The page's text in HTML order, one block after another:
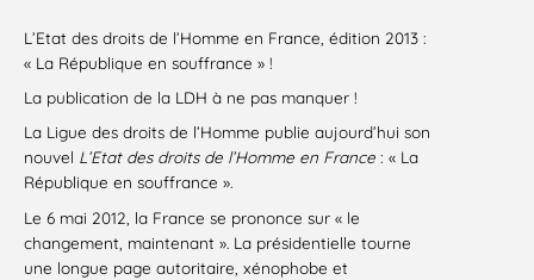
L’Etat des droits de l’Homme en France, édition 2013 :
« La République en souffrance » !
La publication de la LDH à ne pas manquer !
La Ligue des droits de l’Homme publie aujourd’hui son
nouvel L’Etat des droits de l’Homme en France : « La
République en souffrance ».
Le 6 mai 2012, la France se prononce sur « le
changement, maintenant ». La présidentielle tourne
une longue page autoritaire, xénophobe et